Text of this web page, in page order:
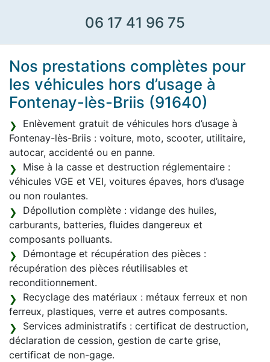
06 17 41 96 75
Nos prestations complètes pour
les véhicules hors d’usage à
Fontenay-lès-Briis (91640)
Enlèvement gratuit de véhicules hors d’usage à
Fontenay-lès-Briis : voiture, moto, scooter, utilitaire,
autocar, accidenté ou en panne.
Mise à la casse et destruction réglementaire :
véhicules VGE et VEI, voitures épaves, hors d’usage
ou non roulantes.
Dépollution complète : vidange des huiles,
carburants, batteries, fluides dangereux et
composants polluants.
Démontage et récupération des pièces :
récupération des pièces réutilisables et
reconditionnement.
Recyclage des matériaux : métaux ferreux et non
ferreux, plastiques, verre et autres composants.
Services administratifs : certificat de destruction,
déclaration de cession, gestion de carte grise,
certificat de non-gage.